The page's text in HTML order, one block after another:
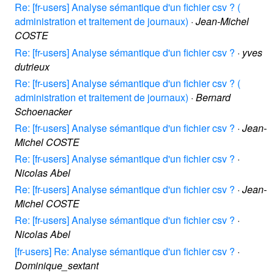
Re: [fr-users] Analyse sémantique d'un fichier csv ? (
administration et traitement de journaux) · Jean-Michel
COSTE
Re: [fr-users] Analyse sémantique d'un fichier csv ? · yves
dutrieux
Re: [fr-users] Analyse sémantique d'un fichier csv ? (
administration et traitement de journaux) · Bernard
Schoenacker
Re: [fr-users] Analyse sémantique d'un fichier csv ? · Jean-
Michel COSTE
Re: [fr-users] Analyse sémantique d'un fichier csv ? ·
Nicolas Abel
Re: [fr-users] Analyse sémantique d'un fichier csv ? · Jean-
Michel COSTE
Re: [fr-users] Analyse sémantique d'un fichier csv ? ·
Nicolas Abel
[fr-users] Re: Analyse sémantique d'un fichier csv ? ·
Dominique_sextant